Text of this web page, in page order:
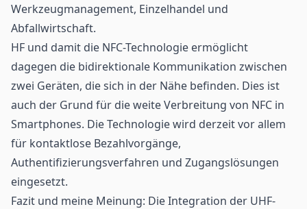
Werkzeugmanagement, Einzelhandel und
Abfallwirtschaft.
HF und damit die NFC-Technologie ermöglicht
dagegen die bidirektionale Kommunikation zwischen
zwei Geräten, die sich in der Nähe befinden. Dies ist
auch der Grund für die weite Verbreitung von NFC in
Smartphones. Die Technologie wird derzeit vor allem
für kontaktlose Bezahlvorgänge,
Authentifizierungsverfahren und Zugangslösungen
eingesetzt.
Fazit und meine Meinung: Die Integration der UHF-